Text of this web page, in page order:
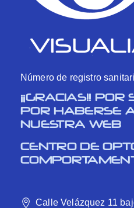
Número de registro
¡¡GRACIAS!!
POR HABERSE
NUESTRA WEB
CENTRO DE
Calle Velázquez 11